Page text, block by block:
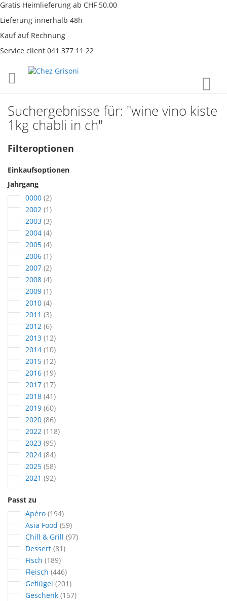
Gratis Heimlieferung ab CHF 50.00
Lieferung innerhalb 48h
Kauf auf Rechnung
Service client 041 377 11 22
Inhalt
Suchergebnisse für: "wine vino kiste
1kg chabli in ch"
Filteroptionen
Einkaufsoptionen
Jahrgang
0000 2Artikel
2002 1Artikel
2003 3Artikel
2004 4Artikel
2005 4Artikel
2006 1Artikel
2007 2Artikel
2008 4Artikel
2009 1Artikel
2010 4Artikel
2011 3Artikel
2012 6Artikel
2013 12Artikel
2014 10Artikel
2015 12Artikel
2016 19Artikel
2017 17Artikel
2018 41Artikel
2019 60Artikel
2020 86Artikel
2022 118Artikel
2023 95Artikel
2024 84Artikel
2025 58Artikel
2021 92Artikel
Passt zu
Apéro 194Artikel
Asia Food 59Artikel
Chill & Grill 97Artikel
Dessert 81Artikel
Fisch 189Artikel
Fleisch 446Artikel
Geflügel 201Artikel
Geschenk 157Artikel